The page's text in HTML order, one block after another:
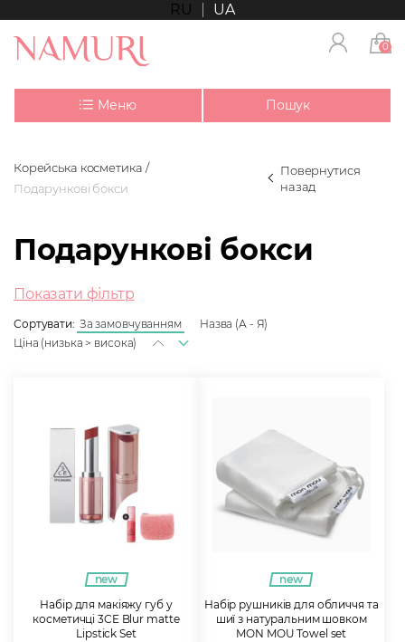
RU UA
0
Меню Пошук
Корейська косметика
Подарункові бокси
Повернутися
назад
Подарункові бокси
Показати фільтр
Сортувати: За замовчуванням
Назва (А - Я)
Ціна (низька > висока)
new
Набір для макіяжу губ у
косметичці 3CE Blur matte
Lipstick Set
new
Набір рушників для обличчя та
шиї з натуральним шовком
MON MOU Towel set